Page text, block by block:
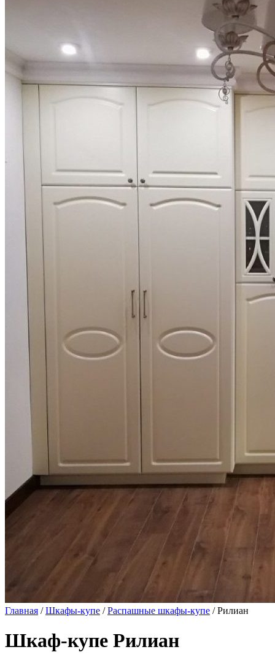
Главная /Шкафы-купе /Распашные шкафы-купе / Рилиан
Шкаф-купе Рилиан